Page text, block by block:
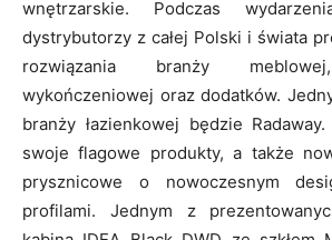
wnętrzarskie. Podczas
dystrybutorzy z całej Polski i świata
rozwiązania branży
wykończeniowej oraz dodatków.
branży łazienkowej będzie
swoje flagowe produkty, a także
prysznicowe o nowoczesnym
profilami. Jednym z